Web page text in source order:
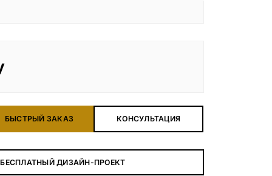
БЫСТРЫЙ ЗАКАЗ КОНСУЛЬТАЦИЯ
ДИЗАЙН-ПРОЕКТ